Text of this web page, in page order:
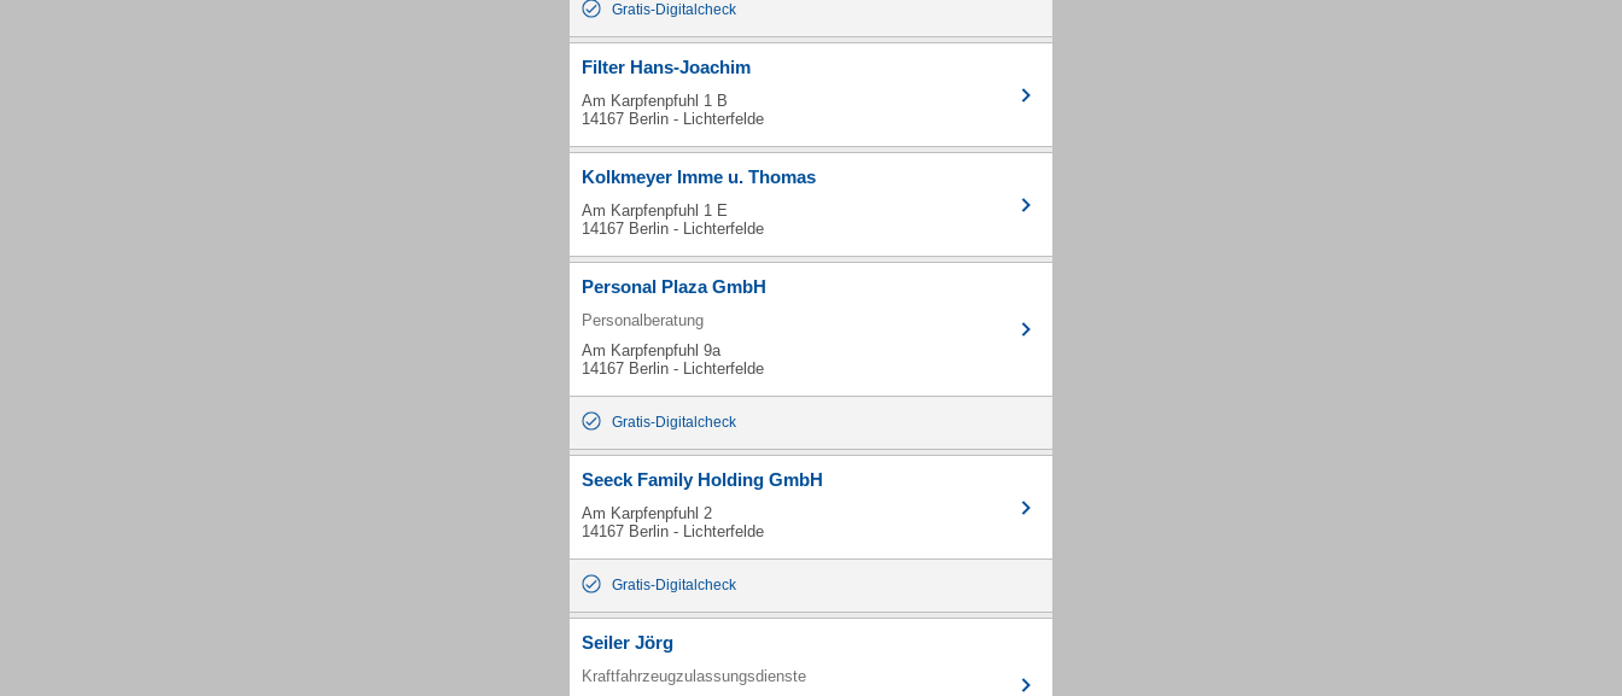
Gratis-Digitalcheck
Filter Hans-Joachim
Am Karpfenpfuhl 1 B
14167 Berlin - Lichterfelde
Kolkmeyer Imme u. Thomas
Am Karpfenpfuhl 1 E
14167 Berlin - Lichterfelde
Personal Plaza GmbH
Personalberatung
Am Karpfenpfuhl 9a
14167 Berlin - Lichterfelde
Gratis-Digitalcheck
Seeck Family Holding GmbH
Am Karpfenpfuhl 2
14167 Berlin - Lichterfelde
Gratis-Digitalcheck
Seiler Jörg
Kraftfahrzeugzulassungsdienste